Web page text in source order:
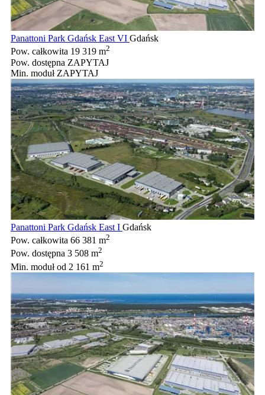
Panattoni Park Gdańsk East VI Gdańsk
Pow. całkowita 19 319 m2
Pow. dostępna ZAPYTAJ
Min. moduł ZAPYTAJ
Panattoni Park Gdańsk East I Gdańsk
Pow. całkowita 66 381 m2
Pow. dostępna 3 508 m2
Min. modułod 2 161 m2